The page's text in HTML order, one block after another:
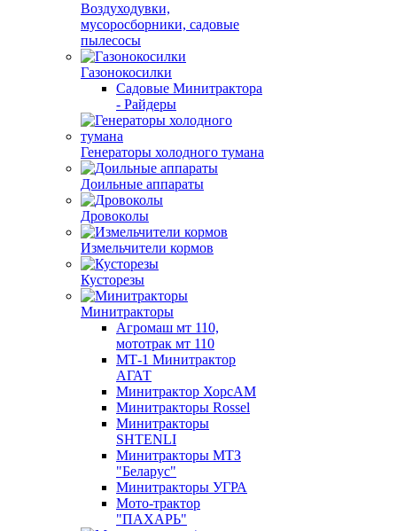
Воздуходувки,
мусоросборники, cадовые
пылесосы
Газонокосилки
Садовые Минитрактора
- Райдеры
Генераторы холодного тумана
Доильные аппараты
Дровоколы
Измельчители кормов
Кусторезы
Минитракторы
Агромаш мт 110,
мототрак мт 110
МТ-1 Минитрактор
АГАТ
Минитрактор ХорсАМ
Минитракторы Rossel
Минитракторы
SHTENLI
Минитракторы МТЗ
"Беларус"
Минитракторы УГРА
Мото-трактор
"ПАХАРЬ"